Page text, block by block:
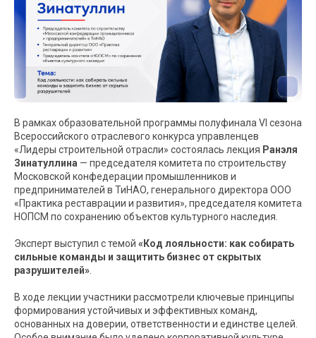
В рамках образовательной программы полуфинала VI сезона
Всероссийского отраслевого конкурса управленцев
«Лидеры строительной отрасли» состоялась лекция Ранэля
Зинатуллина — председателя комитета по строительству
Московской конфедерации промышленников и
предпринимателей в ТиНАО, генерального директора ООО
«Практика реставрации и развития», председателя комитета
НОПСМ по сохранению объектов культурного наследия.
Эксперт выступил с темой «Код лояльности: как собирать
сильные команды и защитить бизнес от скрытых
разрушителей»
В ходе лекции участники рассмотрели ключевые принципы
формирования устойчивых и эффективных команд,
основанных на доверии, ответственности и единстве целей.